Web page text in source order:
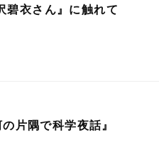
碧衣さん』に触れて
片隅で科学夜話』